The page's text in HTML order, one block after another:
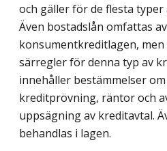
och gäller för de flesta
Även bostadslån omfattas av
konsumentkreditlagen, men
särregler för denna typ av
innehåller bestämmelser
kreditprövning, räntor och
uppsägning av kreditavtal.
behandlas i lagen.